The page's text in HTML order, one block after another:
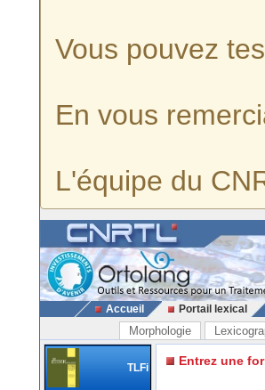
Vous pouvez
En vous
L'équipe du
Accueil Portail lexical
Morphologie
TLFi Entrez une